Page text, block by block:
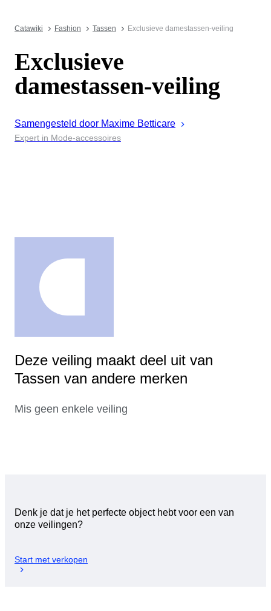
Catawiki Fashion Tassen Exclusieve damestassen-veiling
Exclusieve
damestassen-veiling
Samengesteld door Maxime Betticare
Expert in Mode-accessoires
Deze veiling maakt deel uit van
Tassen van andere merken
Mis geen enkele veiling
Denk je dat je het perfecte object hebt voor een van
onze veilingen?
Start met verkopen